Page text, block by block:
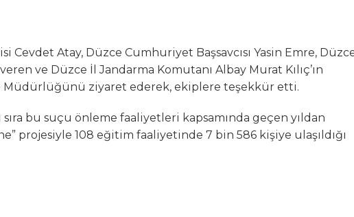
Cevdet Atay, Düzce Cumhuriyet Başsavcısı Yasin Emre,
ve Düzce İl Jandarma Komutanı Albay Murat Kılıç’ın
Müdürlüğünü ziyaret ederek, ekiplere teşekkür etti.
bu suçu önleme faaliyetleri kapsamında geçen yıldan
projesiyle 108 eğitim faaliyetinde 7 bin 586 kişiye ulaşıldığı